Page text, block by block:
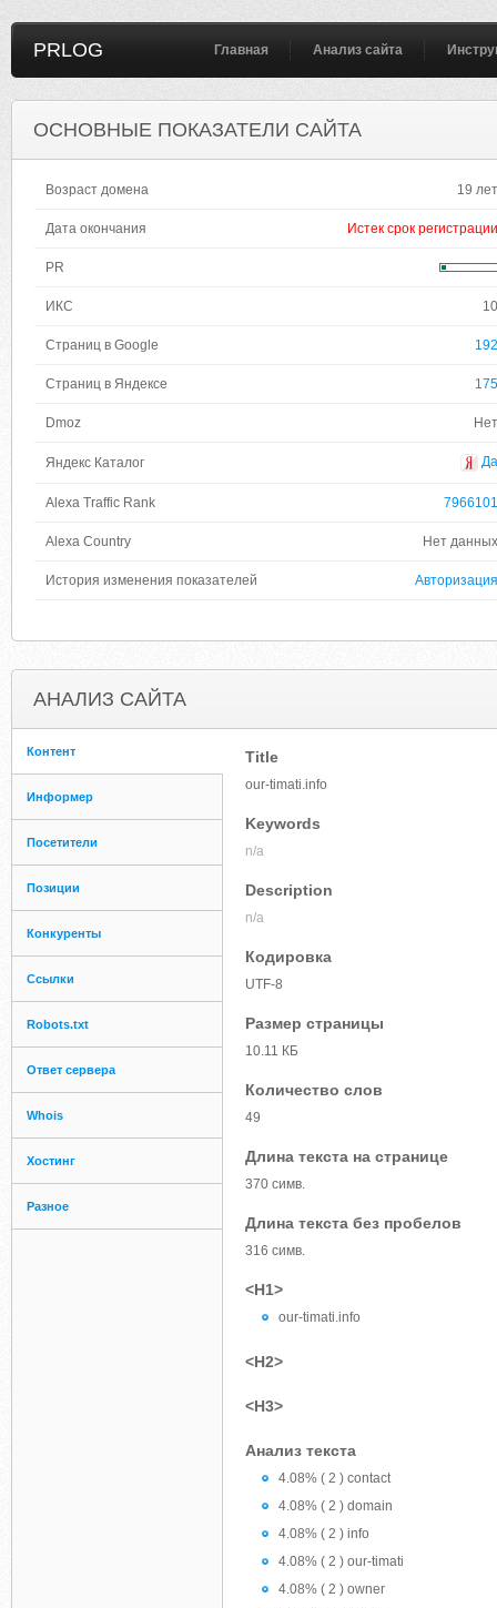
PRLOG Главная Анализ сайта
ОСНОВНЫЕ ПОКАЗАТЕЛИ САЙТА
Возраст домена 19 лет
Дата окончания Истек срок регистрации
PR
ИКС 10
Страниц в Google 192
Страниц в Яндексе 175
Dmoz Нет
Яндекс Каталог Да
Alexa Traffic Rank 7966101
Alexa Country Нет данных
История изменения показателей Авторизация
АНАЛИЗ САЙТА
Контент
Информер
Посетители
Позиции
Конкуренты
Ссылки
Robots.txt
Ответ сервера
Whois
Хостинг
Разное
Title
our-timati.info
Keywords
n/a
Description
n/a
Кодировка
UTF-8
Размер страницы
10.11 КБ
Количество слов
49
Длина текста на странице
370 симв.
Длина текста без пробелов
316 симв.
<H1>
our-timati.info
<H2>
<H3>
Анализ текста
4.08% ( 2 ) contact
4.08% ( 2 ) domain
4.08% ( 2 ) info
4.08% ( 2 ) our-timati
4.08% ( 2 ) owner